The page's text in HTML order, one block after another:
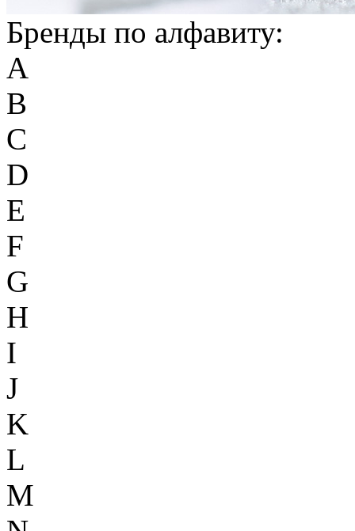
Бренды по алфавиту:
A
B
C
D
E
F
G
H
I
J
K
L
M